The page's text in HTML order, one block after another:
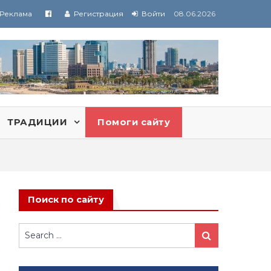
Реклама Регистрация Войти 08.06.2026
ТРАДИЦИИ Помоги сайту
Поиск по сайту
Search
for:
Search